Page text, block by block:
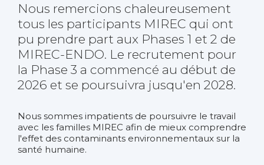
Nous remercions chaleureusement
tous les participants MIREC qui ont
pu prendre part aux Phases 1 et 2 de
MIREC-ENDO. Le recrutement pour
la Phase 3 a commencé au début de
2026 et se poursuivra jusqu'en 2028.
Nous sommes impatients de poursuivre le travail
avec les familles MIREC afin de mieux comprendre
l'effet des contaminants environnementaux sur la
santé humaine.